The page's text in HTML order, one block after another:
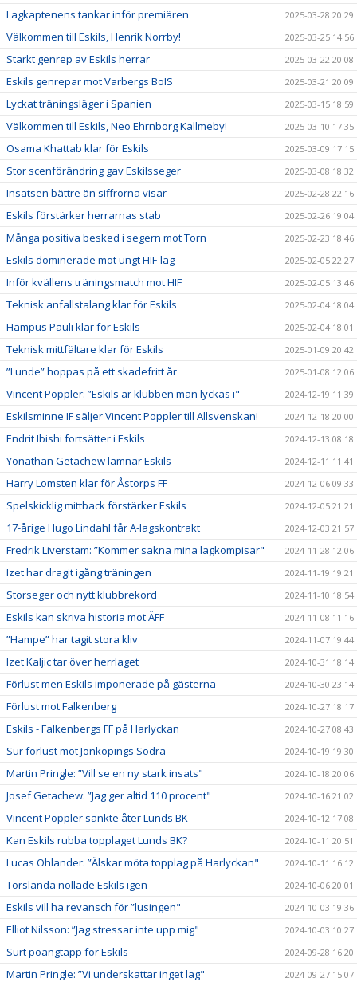
Lagkaptenens tankar inför premiären 2025-03-28 20:29
Välkommen till Eskils, Henrik Norrby! 2025-03-25 14:56
Starkt genrep av Eskils herrar 2025-03-22 20:08
Eskils genrepar mot Varbergs BoIS 2025-03-21 20:09
Lyckat träningsläger i Spanien 2025-03-15 18:59
Välkommen till Eskils, Neo Ehrnborg Kallmeby! 2025-03-10 17:35
Osama Khattab klar för Eskils 2025-03-09 17:15
Stor scenförändring gav Eskilsseger 2025-03-08 18:32
Insatsen bättre än siffrorna visar 2025-02-28 22:16
Eskils förstärker herrarnas stab 2025-02-26 19:04
Många positiva besked i segern mot Torn 2025-02-23 18:46
Eskils dominerade mot ungt HIF-lag 2025-02-05 22:27
Inför kvällens träningsmatch mot HIF 2025-02-05 13:46
Teknisk anfallstalang klar för Eskils 2025-02-04 18:04
Hampus Pauli klar för Eskils 2025-02-04 18:01
Teknisk mittfältare klar för Eskils 2025-01-09 20:42
”Lunde” hoppas på ett skadefritt år 2025-01-08 12:06
Vincent Poppler: ”Eskils är klubben man lyckas i" 2024-12-19 11:39
Eskilsminne IF säljer Vincent Poppler till Allsvenskan! 2024-12-18 20:00
Endrit Ibishi fortsätter i Eskils 2024-12-13 08:18
Yonathan Getachew lämnar Eskils 2024-12-11 11:41
Harry Lomsten klar för Åstorps FF 2024-12-06 09:33
Spelskicklig mittback förstärker Eskils 2024-12-05 21:21
17-årige Hugo Lindahl får A-lagskontrakt 2024-12-03 21:57
Fredrik Liverstam: ”Kommer sakna mina lagkompisar" 2024-11-28 12:06
Izet har dragit igång träningen 2024-11-19 19:21
Storseger och nytt klubbrekord 2024-11-10 18:54
Eskils kan skriva historia mot ÄFF 2024-11-08 11:16
”Hampe” har tagit stora kliv 2024-11-07 19:44
Izet Kaljic tar över herrlaget 2024-10-31 18:14
Förlust men Eskils imponerade på gästerna 2024-10-30 23:14
Förlust mot Falkenberg 2024-10-27 18:17
Eskils - Falkenbergs FF på Harlyckan 2024-10-27 08:43
Sur förlust mot Jönköpings Södra 2024-10-19 19:30
Martin Pringle: ”Vill se en ny stark insats" 2024-10-18 20:06
Josef Getachew: ”Jag ger altid 110 procent" 2024-10-16 21:02
Vincent Poppler sänkte åter Lunds BK 2024-10-12 17:08
Kan Eskils rubba topplaget Lunds BK? 2024-10-11 20:51
Lucas Ohlander: ”Älskar möta topplag på Harlyckan" 2024-10-11 16:12
Torslanda nollade Eskils igen 2024-10-06 20:01
Eskils vill ha revansch för ”lusingen" 2024-10-03 19:36
Elliot Nilsson: ”Jag stressar inte upp mig" 2024-10-03 10:27
Surt poängtapp för Eskils 2024-09-28 16:20
Martin Pringle: ”Vi underskattar inget lag" 2024-09-27 15:07